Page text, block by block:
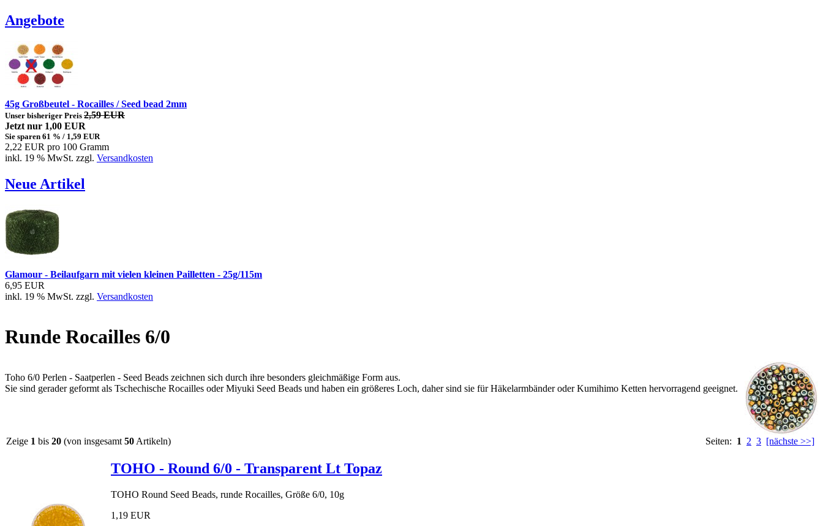
Angebote
45g Großbeutel - Rocailles / Seed bead 2mm
Unser bisheriger Preis 2,59 EUR
Jetzt nur 1,00 EUR
Sie sparen 61 % / 1,59 EUR
2,22 EUR pro 100 Gramm
inkl. 19 % MwSt. zzgl. Versandkosten
Neue Artikel
Glamour - Beilaufgarn mit vielen kleinen Pailletten - 25g/115m
6,95 EUR
inkl. 19 % MwSt. zzgl. Versandkosten
Runde Rocailles 6/0
Toho 6/0 Perlen - Saatperlen - Seed Beads zeichnen sich durch ihre besonders gleichmäßige Form aus.
Sie sind gerader geformt als Tschechische Rocailles oder Miyuki Seed Beads und haben ein größeres Loch, daher sind sie für Häkelarmbänder oder Kumihimo Ketten hervorragend geeignet.
Zeige 1 bis 20 (von insgesamt 50 Artikeln) Seiten: 1 2 3 [nächste >>]
TOHO - Round 6/0 - Transparent Lt Topaz
TOHO Round Seed Beads, runde Rocailles, Größe 6/0, 10g
1,19 EUR